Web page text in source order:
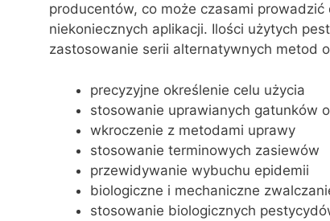
producentów, co może czasami
niekoniecznych aplikacji. Ilości użytych
zastosowanie serii alternatywnych metod
precyzyjne określenie celu użycia
stosowanie uprawianych gatunków
wkroczenie z metodami uprawy
stosowanie terminowych zasiewów
przewidywanie wybuchu epidemii
biologiczne i mechaniczne
stosowanie biologicznych